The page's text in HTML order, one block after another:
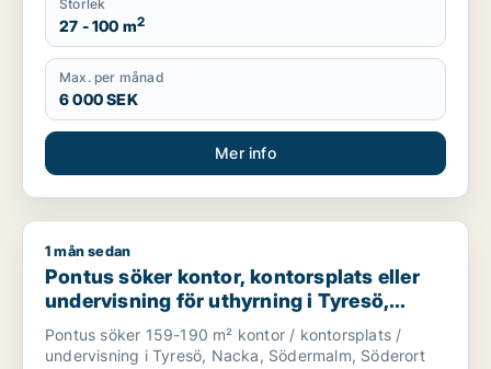
Storlek
27 - 100 m2
Max. per månad
6 000 SEK
Mer info
Pontus söker kontor, kontorsplats eller undervisning för
1 mån sedan
Pontus söker kontor, kontorsplats eller
undervisning för uthyrning i Tyresö,
Nacka eller Södermalm m.fl.
Pontus söker 159-190 m² kontor / kontorsplats /
undervisning i Tyresö, Nacka, Södermalm, Söderort